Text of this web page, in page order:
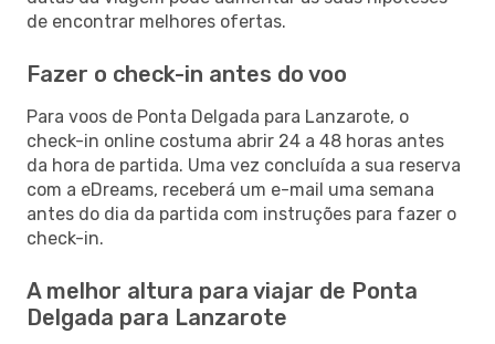
de encontrar melhores ofertas.
Fazer o check-in antes do voo
Para voos de Ponta Delgada para Lanzarote, o
check-in online costuma abrir 24 a 48 horas antes
da hora de partida. Uma vez concluída a sua reserva
com a eDreams, receberá um e-mail uma semana
antes do dia da partida com instruções para fazer o
check-in.
A melhor altura para viajar de Ponta
Delgada para Lanzarote